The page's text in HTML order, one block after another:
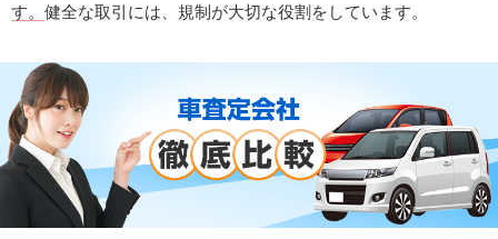
す。 健全な取引には、規制が大切な役割をしています。